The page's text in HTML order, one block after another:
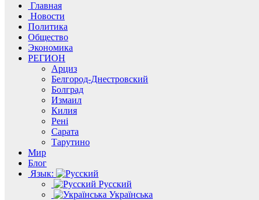
Главная
Новости
Политика
Общество
Экономика
РЕГИОН
Арциз
Белгород-Днестровский
Болград
Измаил
Килия
Рені
Сарата
Тарутино
Мир
Блог
Язык:
Русский
Українська